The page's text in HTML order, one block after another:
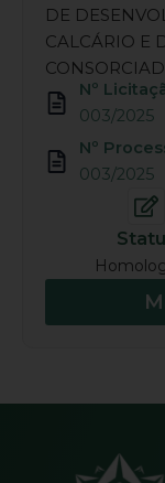
DE
CALCÁRIO E
Nº
003/2025
Nº
003/2025